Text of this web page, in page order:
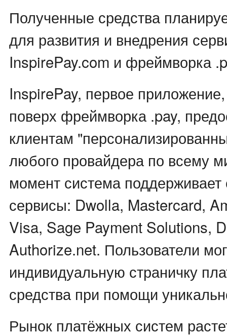
Полученные средства
для развития и внедрения
InspirePay.com и фреймворка
InspirePay, первое
поверх фреймворка .pay,
клиентам
любого провайдера по всему
момент система
сервисы: Dwolla, Mastercard,
Visa, Sage Payment Solutions,
Authorize.net. Пользователи
индивидуальную страничку
средства при помощи
Рынок платёжных систем